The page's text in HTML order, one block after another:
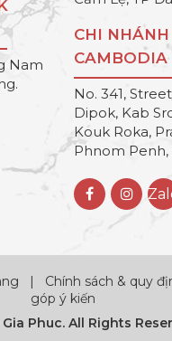
Nam
CHI NHÁNH
CAMBODIA
No. 341,
Dipok, Kab
Kouk Roka,
Phnom
| Chính sách & quy
góp ý kiến
Phuc. All Rights